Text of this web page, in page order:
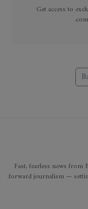
Get access to
Fast, fearless news from
forward journalism —